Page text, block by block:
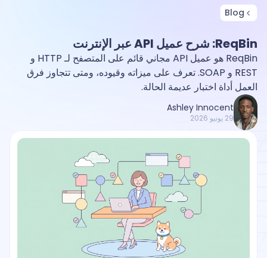
Blog
ReqBin: شرح عميل API عبر الإنترنت
ReqBin هو عميل API مجاني قائم على المتصفح لـ HTTP و
REST و SOAP. تعرف على ميزاته وقيوده، ومتى تتجاوز فرق
العمل أداة اختبار عديمة الحالة.
Ashley Innocent
29 يونيو 2026